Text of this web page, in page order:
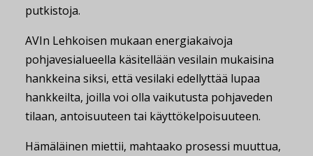
putkistoja.
AVIn Lehkoisen mukaan energiakaivoja
pohjavesialueella käsitellään vesilain mukaisina
hankkeina siksi, että vesilaki edellyttää lupaa
hankkeilta, joilla voi olla vaikutusta pohjaveden
tilaan, antoisuuteen tai käyttökelpoisuuteen.
Hämäläinen miettii, mahtaako prosessi muuttua,